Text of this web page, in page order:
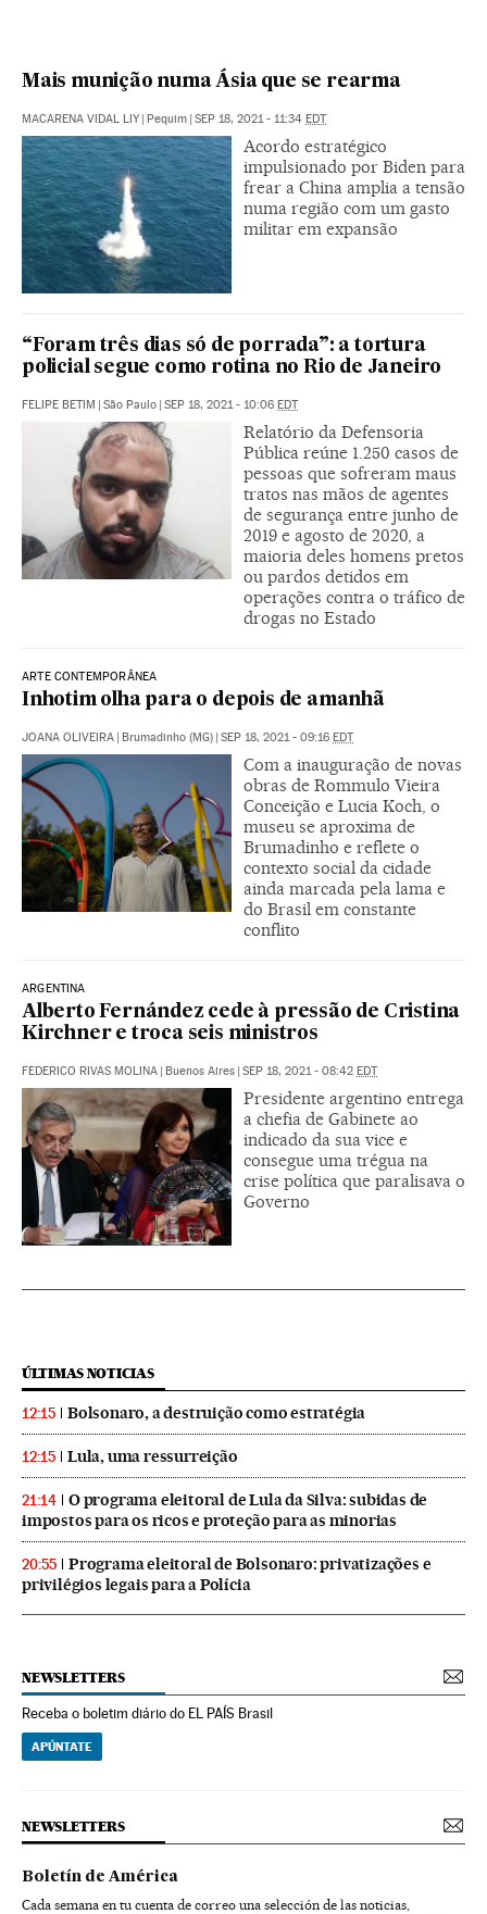
Mais munição numa Ásia que se rearma
MACARENA VIDAL LIY | Pequim | SEP 18, 2021 - 11:34 EDT
Acordo estratégico
impulsionado por Biden para
frear a China amplia a tensão
numa região com um gasto
militar em expansão
“Foram três dias só de porrada”: a tortura
policial segue como rotina no Rio de Janeiro
FELIPE BETIM | São Paulo | SEP 18, 2021 - 10:06 EDT
Relatório da Defensoria
Pública reúne 1.250 casos de
pessoas que sofreram maus
tratos nas mãos de agentes
de segurança entre junho de
2019 e agosto de 2020, a
maioria deles homens pretos
ou pardos detidos em
operações contra o tráfico de
drogas no Estado
ARTE CONTEMPORÂNEA
Inhotim olha para o depois de amanhã
JOANA OLIVEIRA | Brumadinho (MG) | SEP 18, 2021 - 09:16 EDT
Com a inauguração de novas
obras de Rommulo Vieira
Conceição e Lucia Koch, o
museu se aproxima de
Brumadinho e reflete o
contexto social da cidade
ainda marcada pela lama e
do Brasil em constante
conflito
ARGENTINA
Alberto Fernández cede à pressão de Cristina
Kirchner e troca seis ministros
FEDERICO RIVAS MOLINA | Buenos Aires | SEP 18, 2021 - 08:42 EDT
Presidente argentino entrega
a chefia de Gabinete ao
indicado da sua vice e
consegue uma trégua na
crise política que paralisava o
Governo
ÚLTIMAS NOTICIAS
12:15 Bolsonaro, a destruição como estratégia
12:15 Lula, uma ressurreição
21:14
O programa eleitoral de Lula da Silva: subidas de
impostos para os ricos e proteção para as minorias
20:55
Programa eleitoral de Bolsonaro: privatizações e
privilégios legais para a Polícia
NEWSLETTERS
Receba o boletim diário do EL PAÍS Brasil
APÚNTATE
NEWSLETTERS
Boletín de América
Cada semana en tu cuenta de correo una selección de las noticias,